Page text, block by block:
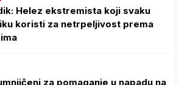
Helez ekstremista koji svaku
koristi za netrpeljivost prema
za pomaganje u napadu na